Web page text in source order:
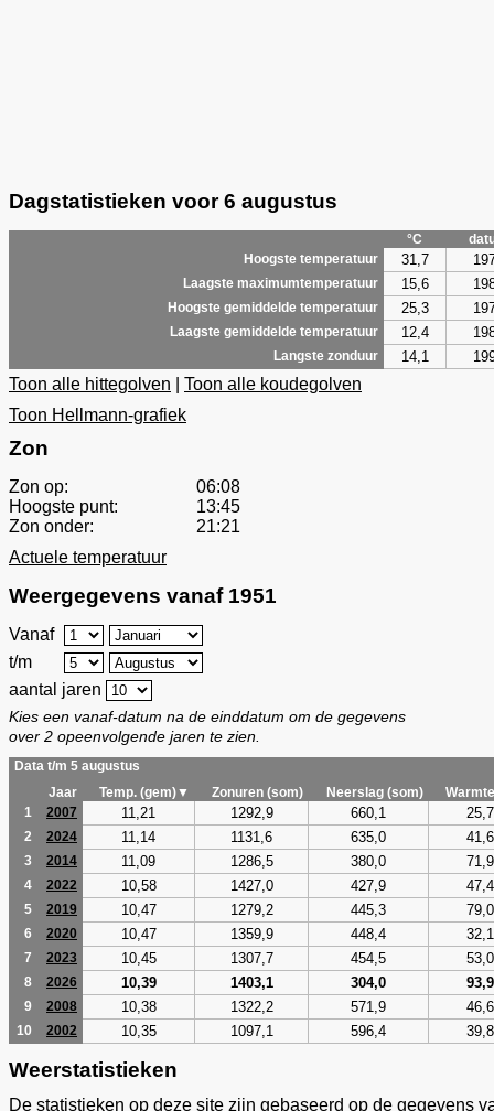
Dagstatistieken voor 6 augustus
°C
Hoogste temperatuur
31,7
Laagste maximumtemperatuur 15,6
Hoogste gemiddelde temperatuur 25,3
Laagste gemiddelde temperatuur 12,4
Langste zonduur 14,1
Toon alle hittegolven
Toon alle koudegolven
Toon Hellmann-grafiek
Zon
Zon op:
06:08
Hoogste punt:
13:45
Zon onder:
21:21
Actuele temperatuur
Weergegevens vanaf 1951
Vanaf
t/m
aantal jaren
Kies een vanaf-datum na de einddatum om de gegevens
over 2 opeenvolgende jaren te zien.
Data t/m 5 augustus
Jaar
Temp. (gem)▼ Zonuren (som) Neerslag (som)
1
2007 11,21 1292,9 660,1 25,7
2 2024 11,14 1131,6 635,0 41,6
3 2014 11,09 1286,5 380,0 71,9
4 2022 10,58 1427,0 427,9 47,4
5 2019 10,47 1279,2 445,3 79,0
6 2020 10,47 1359,9 448,4 32,1
7 2023 10,45 1307,7 454,5 53,0
8 2026 10,39 1403,1 304,0 93,9
9 2008 10,38 1322,2 571,9 46,6
10 2002 10,35 1097,1 596,4 39,8
Weerstatistieken
De statistieken op deze site zijn gebaseerd op de gegevens